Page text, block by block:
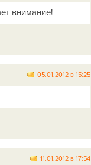
внимание!
05.01.2012 в 15:25
11.01.2012 в 17:54